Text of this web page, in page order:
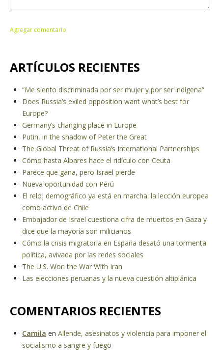
ARTÍCULOS RECIENTES
“Me siento discriminada por ser mujer y por ser indígena”
Does Russia’s exiled opposition want what’s best for
Europe?
Germany’s changing place in Europe
Putin, in the shadow of Peter the Great
The Global Threat of Russia’s International Partnerships
Cómo hasta Albares hace el ridículo con Ceuta
Parece que gana, pero Israel pierde
Nueva oportunidad con Perú
El reloj demográfico ya está en marcha: la lección europea
como activo de Chile
Embajador de Israel cuestiona cifra de muertos en Gaza y
dice que la mayoría son milicianos
Cómo la crisis migratoria en España desató una tormenta
política, avivada por las redes sociales
The U.S. Won the War With Iran
Las elecciones peruanas y la nueva cuestión altiplánica
COMENTARIOS RECIENTES
Camila en Allende, asesinatos y violencia para imponer el
socialismo a sangre y fuego